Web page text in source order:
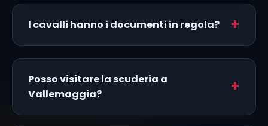
I cavalli hanno i documenti in regola?
Posso visitare la scuderia a
Vallemaggia?